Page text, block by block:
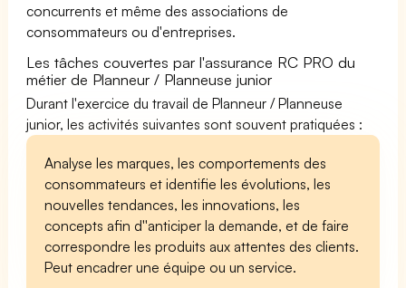
concurrents et même des associations de
consommateurs ou d'entreprises.
Les tâches couvertes par l'assurance RC PRO du
métier de Planneur / Planneuse junior
Durant l'exercice du travail de Planneur / Planneuse
junior, les activités suivantes sont souvent pratiquées :
Analyse les marques, les comportements des
consommateurs et identifie les évolutions, les
nouvelles tendances, les innovations, les
concepts afin d''anticiper la demande, et de faire
correspondre les produits aux attentes des clients.
Peut encadrer une équipe ou un service.